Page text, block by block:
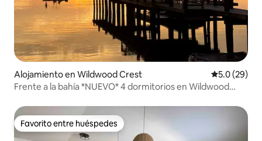
Alojamiento en Wildwood Crest Calificación
5.0 (29)
Frente a la bahía *NUEVO* 4 dormitorios en Wildwood
Favorito entre huéspedes
Favorito entre huéspedes